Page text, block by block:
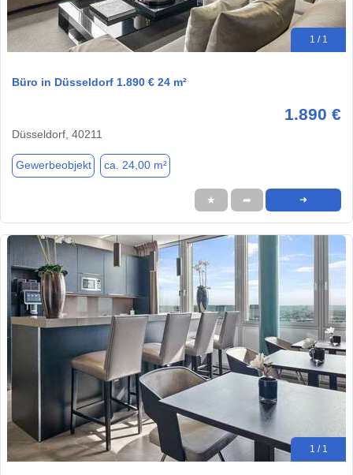
1 / 1
Büro in Düsseldorf 1.890 € 24 m²
1.890 €
Düsseldorf, 40211
Gewerbeobjekt ca. 24,00 m²
★ ➦ ➜
1 / 1